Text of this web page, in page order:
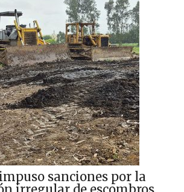
sanciones por la